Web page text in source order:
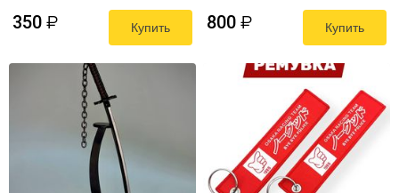
350 ₽ Купить
Witcher 3 Mini Sword) 22 см
800 ₽ Купить